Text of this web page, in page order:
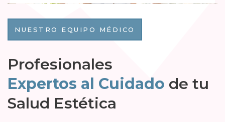
NUESTRO EQUIPO MÉDICO
Profesionales
Expertos al Cuidado de tu
Salud Estética